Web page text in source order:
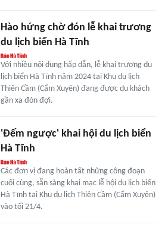
Hào hứng chờ đón lễ khai trương
du lịch biển Hà Tĩnh
Với nhiều nội dung hấp dẫn, lễ khai trương du
lịch biển Hà Tĩnh năm 2024 tại Khu du lịch
Thiên Cầm (Cẩm Xuyên) đang được du khách
gần xa đón đợi.
'Đếm ngược' khai hội du lịch biển
Hà Tĩnh
Các đơn vị đang hoàn tất những công đoạn
cuối cùng, sẵn sàng khai mạc lễ hội du lịch biển
Hà Tĩnh tại Khu du lịch Thiên Cầm (Cẩm Xuyên)
vào tối 21/4.